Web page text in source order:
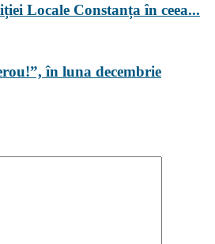
Locale Constanța în ceea...
în luna decembrie